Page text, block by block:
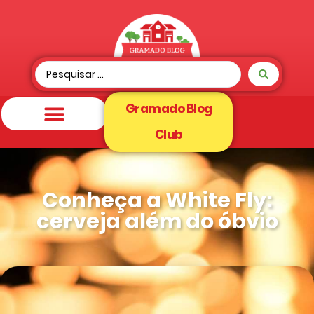
Gramado Blog
Club
Conheça a White Fly:
cerveja além do óbvio